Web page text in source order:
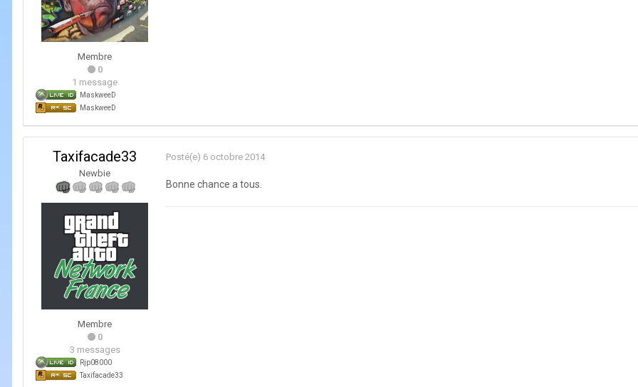
Membre
0
1 message
MaskweeD
MaskweeD
Taxifacade33
Newbie
Membre
0
3 messages
Rjp08000
Taxifacade33
Posté(e) 6 octobre 2014
Bonne chance a tous.